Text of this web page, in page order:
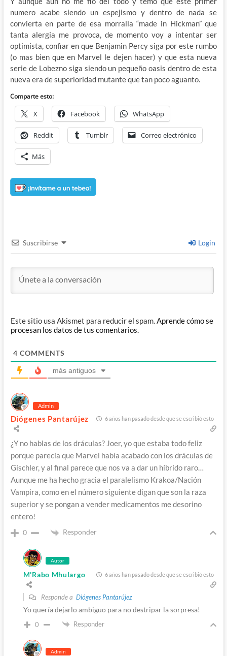
numero acabe siendo un espejismo y dentro de nada se
convierta en parte de esa morralla “made in Hickman” que
tanta alergia me provoca, de momento voy a intentar ser
optimista, confiar en que Benjamin Percy siga por este rumbo
(o mas bien que en Marvel le dejen hacer) y que esta nueva
serie de Lobezno siga siendo un pequeño oasis dentro de esta
nueva era de superioridad mutante que tan poco aguanto.
Comparte esto:
X Facebook WhatsApp
Reddit Tumblr Correo electrónico
Más
Suscribirse Login
Este sitio usa Akismet para reducir el spam.Aprende cómo se
procesan los datos de tus comentarios.
4 COMMENTS
más antiguos
Admin
Diógenes Pantarújez 6 años han pasado desde que se escribió esto
¿Y no hablas de los dráculas? Joer, yo que estaba todo feliz
porque parecía que Marvel había acabado con los dráculas de
Gischler, y al final parece que nos va a dar un híbrido raro…
Aunque me ha hecho gracia el paralelismo Krakoa/Nación
Vampira, como en el número siguiente digan que son la raza
superior y se pongan a vender medicamentos me desorino
entero!
0 Responder
Autor
M'Rabo Mhulargo 6 años han pasado desde que se escribió esto
Responde a Diógenes Pantarújez
Yo quería dejarlo ambiguo para no destripar la sorpresa!
0 Responder
Admin